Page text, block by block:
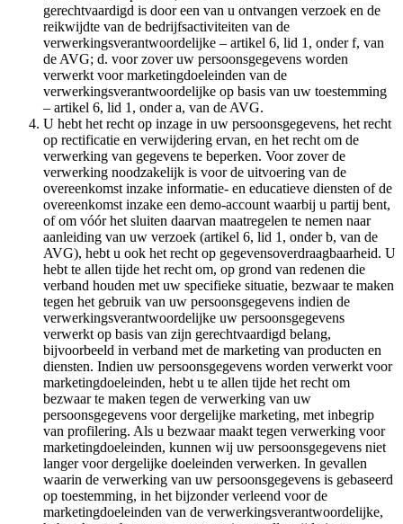
gerechtvaardigd is door een van u ontvangen verzoek en de
reikwijdte van de bedrijfsactiviteiten van de
verwerkingsverantwoordelijke – artikel 6, lid 1, onder f, van
de AVG; d. voor zover uw persoonsgegevens worden
verwerkt voor marketingdoeleinden van de
verwerkingsverantwoordelijke op basis van uw toestemming
– artikel 6, lid 1, onder a, van de AVG.
U hebt het recht op inzage in uw persoonsgegevens, het recht
op rectificatie en verwijdering ervan, en het recht om de
verwerking van gegevens te beperken. Voor zover de
verwerking noodzakelijk is voor de uitvoering van de
overeenkomst inzake informatie- en educatieve diensten of de
overeenkomst inzake een demo-account waarbij u partij bent,
of om vóór het sluiten daarvan maatregelen te nemen naar
aanleiding van uw verzoek (artikel 6, lid 1, onder b, van de
AVG), hebt u ook het recht op gegevensoverdraagbaarheid. U
hebt te allen tijde het recht om, op grond van redenen die
verband houden met uw specifieke situatie, bezwaar te maken
tegen het gebruik van uw persoonsgegevens indien de
verwerkingsverantwoordelijke uw persoonsgegevens
verwerkt op basis van zijn gerechtvaardigd belang,
bijvoorbeeld in verband met de marketing van producten en
diensten. Indien uw persoonsgegevens worden verwerkt voor
marketingdoeleinden, hebt u te allen tijde het recht om
bezwaar te maken tegen de verwerking van uw
persoonsgegevens voor dergelijke marketing, met inbegrip
van profilering. Als u bezwaar maakt tegen verwerking voor
marketingdoeleinden, kunnen wij uw persoonsgegevens niet
langer voor dergelijke doeleinden verwerken. In gevallen
waarin de verwerking van uw persoonsgegevens is gebaseerd
op toestemming, in het bijzonder verleend voor de
marketingdoeleinden van de verwerkingsverantwoordelijke,